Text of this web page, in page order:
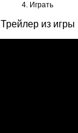
4. Играть
Трейлер из игры